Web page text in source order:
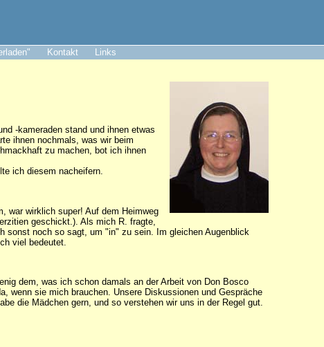
Kontakt Links
-kameraden stand und ihnen etwas
ihnen nochmals, was wir beim
zu machen, bot ich ihnen
ich diesem nacheifern.
war wirklich super! Auf dem Heimweg
geschickt.). Als mich R. fragte,
sonst noch so sagt, um "in" zu sein. Im gleichen Augenblick
viel bedeutet.
dem, was ich schon damals an der Arbeit von Don Bosco
wenn sie mich brauchen. Unsere Diskussionen und Gespräche
die Mädchen gern, und so verstehen wir uns in der Regel gut.